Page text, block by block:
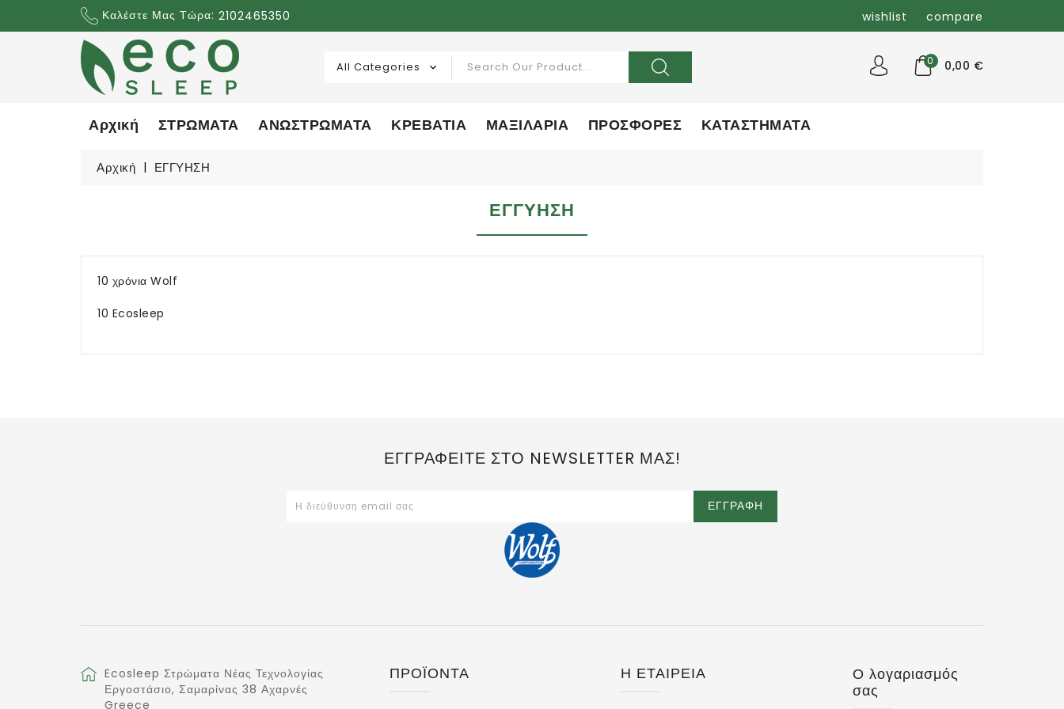
Καλέστε Μας Τώρα: 2102465350 wishlist compare
0 0,00 €
Αρχική ΣΤΡΩΜΑΤΑ ΑΝΩΣΤΡΩΜΑΤΑ ΚΡΕΒΑΤΙΑ ΜΑΞΙΛΑΡΙΑ ΠΡΟΣΦΟΡΕΣ ΚΑΤΑΣΤΗΜΑΤΑ
Αρχική ΕΓΓΥΗΣΗ
ΕΓΓΥΗΣΗ
10 χρόνια Wolf
10 Ecosleep
ΕΓΓΡΑΦΕΙΤΕ ΣΤΟ NEWSLETTER ΜΑΣ!
Ecosleep Στρώματα Νέας Τεχνολογίας
Εργοστάσιο, Σαμαρίνας 38 Αχαρνές
Greece
ΠΡΟΪΌΝΤΑ Η ΕΤΑΙΡΕΙΑ
Ο λογαριασμός
σας